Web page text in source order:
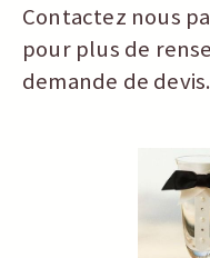
Contactez nous
pour plus de
demande de devis.